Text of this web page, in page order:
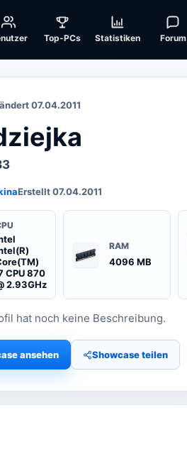
Top-PCs Statistiken Forum
07.04.2011
Erstellt 07.04.2011
CPU 870
2.93GHz
RAM
4096 MB
hat noch keine Beschreibung.
ansehen Showcase teilen